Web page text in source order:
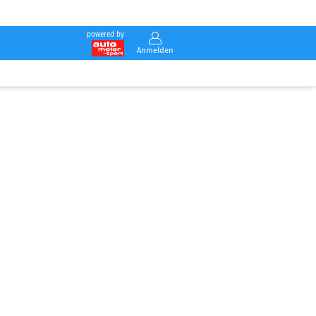
powered by
Anmelden